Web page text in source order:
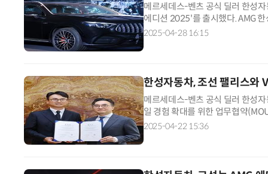
메르세데스-벤츠 공식 딜러 한성
에디션 2025'를 출시했다. AMG
스토어 웹사이트를 통해 구매할
2025-04-28 16:15
한성자동차, 조선 팰리스와
메르세데스-벤츠 공식 딜러 한성
일 경험 확대를 위한 업무협약
티 프로그램 '톱 클래스' 고객에게
2025-04-22 15:36